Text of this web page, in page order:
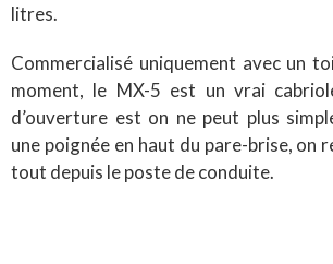
litres.
Commercialisé uniquement avec un
moment, le MX-5 est un vrai
d’ouverture est on ne peut plus
une poignée en haut du pare-brise, on
tout depuis le poste de conduite.